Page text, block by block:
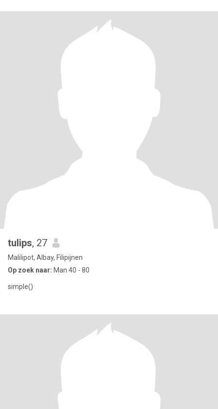
tulips, 27
Malilipot, Albay, Filipijnen
Op zoek naar: Man 40 - 80
simple()